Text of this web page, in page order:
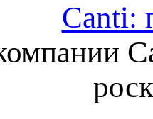
Canti: